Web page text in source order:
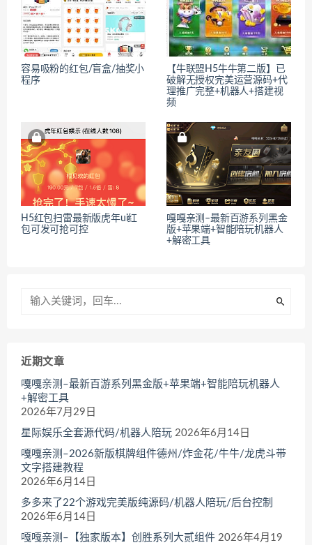
容易吸粉的红包/盲盒/抽奖小
程序
【牛联盟H5牛牛第二版】已
破解无授权完美运营源码+代
理推广完整+机器人+搭建视
频
H5红包扫雷最新版虎年ui红
包可发可抢可控
嘎嘎亲测–最新百游系列黑金
版+苹果端+智能陪玩机器人
+解密工具
近期文章
嘎嘎亲测–最新百游系列黑金版+苹果端+智能陪玩机器人
+解密工具
2026年7月29日
星际娱乐全套源代码/机器人陪玩 2026年6月14日
嘎嘎亲测–2026新版棋牌组件德州/炸金花/牛牛/龙虎斗带
文字搭建教程
2026年6月14日
多多来了22个游戏完美版纯源码/机器人陪玩/后台控制
2026年6月14日
嘎嘎亲测–【独家版本】创胜系列大贰组件 2026年4月19